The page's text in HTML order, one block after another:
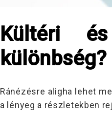
Kültéri
különbség?
Ránézésre aligha lehet
a lényeg a részletekben